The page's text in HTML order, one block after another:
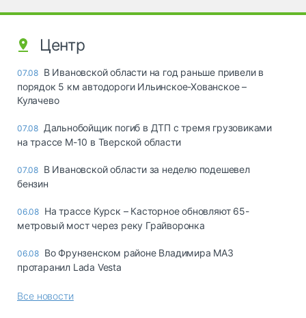
Центр
07.08 В Ивановской области на год раньше привели в
порядок 5 км автодороги Ильинское-Хованское –
Кулачево
07.08 Дальнобойщик погиб в ДТП с тремя грузовиками
на трассе М-10 в Тверской области
07.08 В Ивановской области за неделю подешевел
бензин
06.08 На трассе Курск – Касторное обновляют 65-
метровый мост через реку Грайворонка
06.08 Во Фрунзенском районе Владимира МАЗ
протаранил Lada Vesta
Все новости